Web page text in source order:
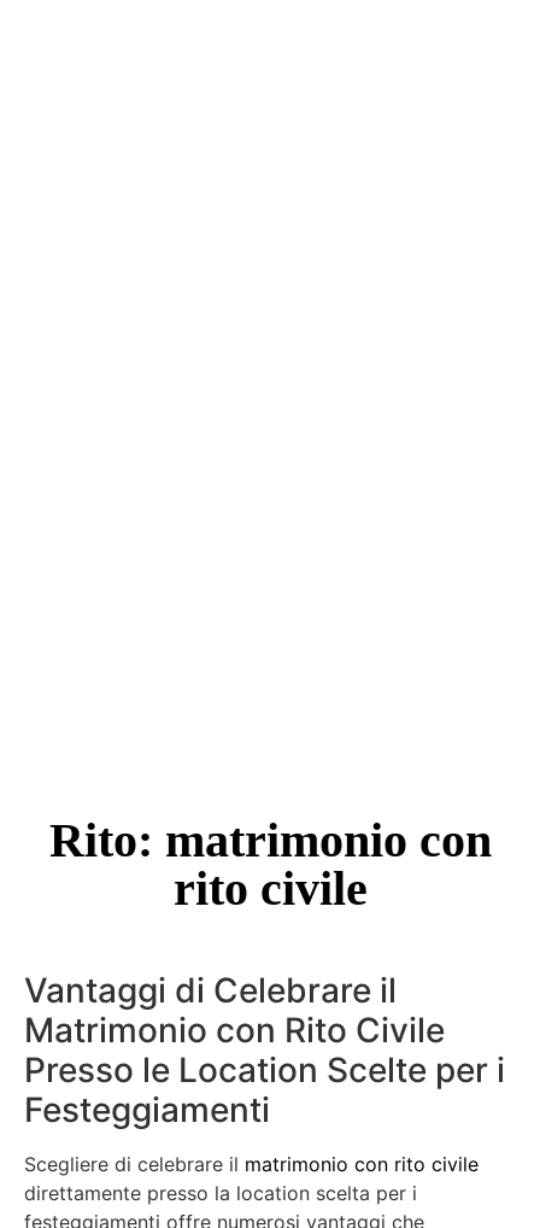
Rito: matrimonio con
rito civile
Vantaggi di Celebrare il
Matrimonio con Rito Civile
Presso le Location Scelte per i
Festeggiamenti
Scegliere di celebrare il matrimonio con rito civile
direttamente presso la location scelta per i
festeggiamenti offre numerosi vantaggi che